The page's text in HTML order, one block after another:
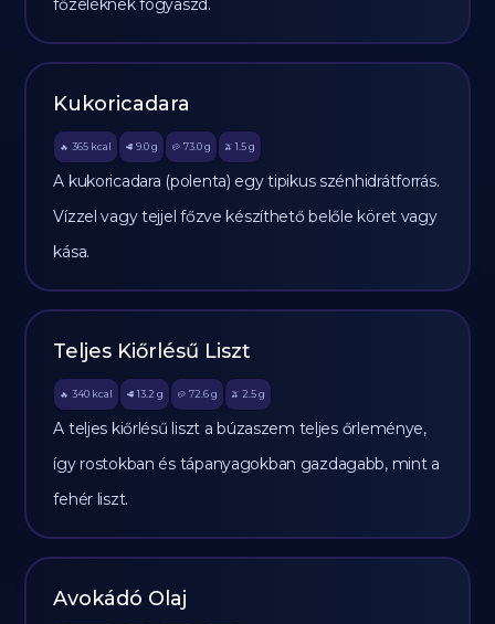
főzeléknek fogyaszd.
Kukoricadara
🔥 365 kcal 🥩 9.0 g 🥔 73.0g 🫒 1.5 g
A kukoricadara (polenta) egy tipikus szénhidrátforrás.
Vízzel vagy tejjel főzve készíthető belőle köret vagy
kása.
Teljes Kiőrlésű Liszt
🔥 340 kcal 🥩 13.2 g 🥔 72.6g 🫒 2.5 g
A teljes kiőrlésű liszt a búzaszem teljes őrleménye,
így rostokban és tápanyagokban gazdagabb, mint a
fehér liszt.
Avokádó Olaj